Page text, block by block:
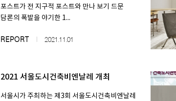
포스트가 전 지구적 포스트와 만나 보기 드문
담론의 폭발을 야기한 1...
REPORT 2021.11.01
2021 서울도시건축비엔날레 개최
서울시가 주최하는 제3회 서울도시건축비엔날레